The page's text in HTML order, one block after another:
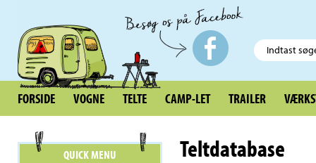
FORSIDE VOGNE TELTE CAMP-LET TRAILER
QUICK MENU Teltdatabase